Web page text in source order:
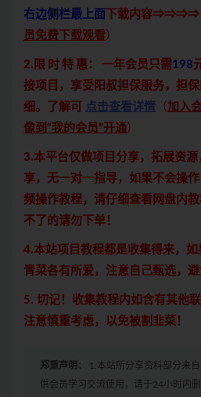
右边侧栏最上面 下载内容⇒⇒⇒⇒
员免费下载观看）
2.限 时 特 惠： 一年会员只需198
接项目，享受阳叔担保服务，担
细。了解可
点击查看详情 （ 加入
像到“我的会员”开通 ）
3.本平台仅做项目分享，拓展资
享，无一对一指导，如果不会操
频操作教程，请仔细查看网盘内
不了的请勿下单！
4.本站项目教程都是收集得来，
青菜各有所爱，注意自己甄选，避
5. 切记！收集教程内如含有其他
注意慎重考虑，以免被割韭菜！
郑重声明：
1.本站所分享资料部分来
供会员学习交流使用，请于24小时内